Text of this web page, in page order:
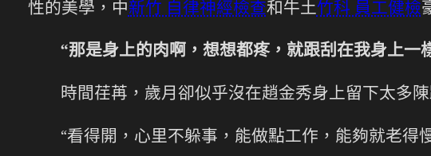
性的美學，中新竹 自律神經檢查和牛土竹科 員工健檢
“那是身上的肉啊，想想都疼，就跟刮在我身上一
時間荏苒，歲月卻似乎沒在趙金秀身上留下太多
“看得開，心里不躲事，能做點工作，能夠就老得